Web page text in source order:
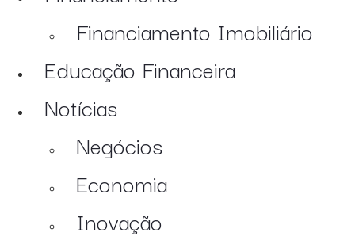
Financiamento Imobiliário
Educação Financeira
Notícias
Negócios
Economia
Inovação